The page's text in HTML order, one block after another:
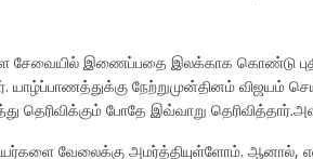
சேவையில் இணைப்பதை இலக்காக கொண்டு
நேற்றுமுன்தினம் விஜயம்
தெரிவிக்கும் போதே இவ்வாறு
வேலைக்கு அமர்த்தியுள்ளோம். ஆனால்,